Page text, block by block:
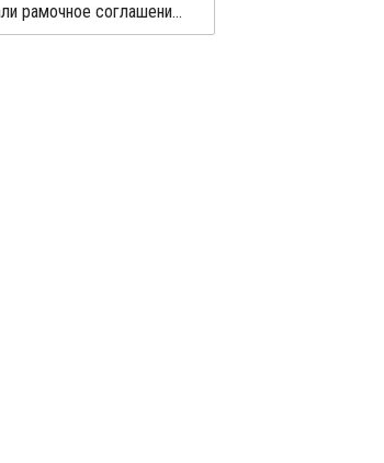
Казахстан и РФ подписали рамочное соглашение по увеличению поставок российской нефти в КНР